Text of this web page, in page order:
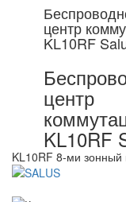
центр
KL10RF
центр
KL10RF
KL10RF 8-ми зонный